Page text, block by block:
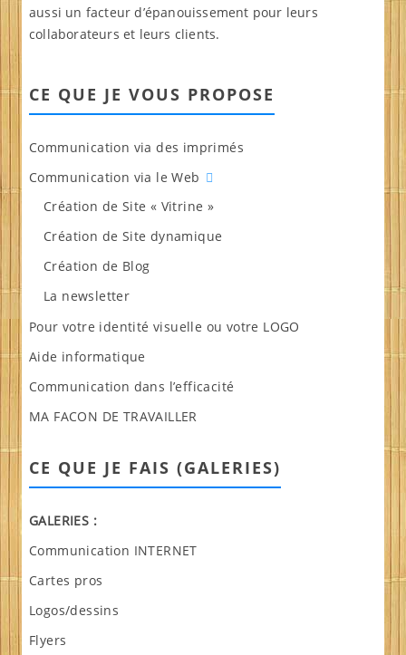
aussi un facteur d’épanouissement pour leurs
collaborateurs et leurs clients.
CE QUE JE VOUS PROPOSE
Communication via des imprimés
Communication via le Web
Création de Site « Vitrine »
Création de Site dynamique
Création de Blog
La newsletter
Pour votre identité visuelle ou votre LOGO
Aide informatique
Communication dans l’efficacité
MA FACON DE TRAVAILLER
CE QUE JE FAIS (GALERIES)
GALERIES :
Communication INTERNET
Cartes pros
Logos/dessins
Flyers